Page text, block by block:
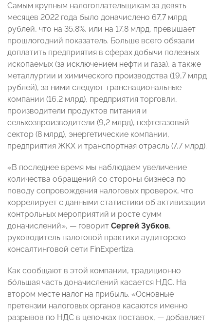
Самым крупным налогоплательщикам за девять
месяцев 2022 года было доначислено 67,7 млрд
рублей, что на 35,8%, или на 17,8 млрд, превышает
прошлогодний показатель. Больше всего обязали
доплатить предприятия в сферах добычи полезных
ископаемых (за исключением нефти и газа), а также
металлургии и химического производства (19,7 млрд
рублей), за ними следуют транснациональные
компании (16,2 млрд), предприятия торговли,
производители продуктов питания и
сельхозпроизводители (9,2 млрд), нефтегазовый
сектор (8 млрд), энергетические компании,
предприятия ЖКХ и транспортная отрасль (7,7 млрд).
«В последнее время мы наблюдаем увеличение
количества обращений со стороны бизнеса по
поводу сопровождения налоговых проверок, что
коррелирует с данными статистики об активизации
контрольных мероприятий и росте сумм
доначислений», — говорит Сергей Зубков,
руководитель налоговой практики аудиторско-
консалтинговой сети FinExpertiza.
Как сообщают в этой компании, традиционно
бóльшая часть доначислений касается НДС. На
втором месте налог на прибыль. «Основные
претензии налоговых органов касаются именно
разрывов по НДС в цепочках поставок, — добавляет